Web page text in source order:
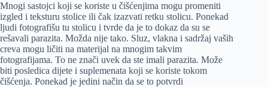
Mnogi sastojci koji se koriste u čišćenjima mogu promeniti
izgled i teksturu stolice ili čak izazvati retku stolicu. Ponekad
ljudi fotografišu tu stolicu i tvrde da je to dokaz da su se
rešavali parazita. Možda nije tako. Sluz, vlakna i sadržaj vaših
creva mogu ličiti na materijal na mnogim takvim
fotografijama. To ne znači uvek da ste imali parazita. Može
biti posledica dijete i suplemenata koji se koriste tokom
čišćenja. Ponekad je jedini način da se to potvrdi